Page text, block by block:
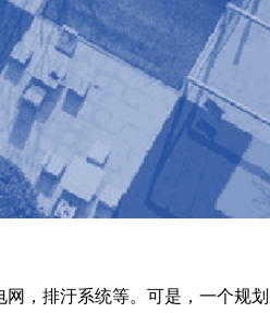
，排汙系统等。可是，一个